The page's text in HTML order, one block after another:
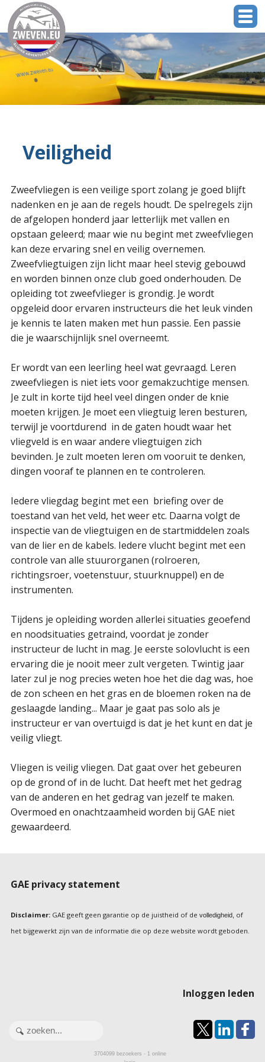
Veiligheid
Zweefvliegen is een veilige sport zolang je goed blijft
nadenken en je aan de regels houdt. De spelregels zijn
de afgelopen honderd jaar letterlijk met vallen en
opstaan geleerd; maar wie nu begint met zweefvliegen
kan deze ervaring snel en veilig overnemen.
Zweefvliegtuigen zijn licht maar heel stevig gebouwd
en worden binnen onze club goed onderhouden. De
opleiding tot zweefvlieger is grondig. Je wordt
opgeleid door ervaren instructeurs die het leuk vinden
je kennis te laten maken met hun passie. Een passie
die je waarschijnlijk snel overneemt.
Er wordt van een leerling heel wat gevraagd. Leren
zweefvliegen is niet iets voor gemakzuchtige mensen.
Je zult in korte tijd heel veel dingen onder de knie
moeten krijgen. Je moet een vliegtuig leren besturen,
terwijl je voortdurend in de gaten houdt waar het
vliegveld is en waar andere vliegtuigen zich
bevinden. Je zult moeten leren om vooruit te denken,
dingen vooraf te plannen en te controleren.
Iedere vliegdag begint met een briefing over de
toestand van het veld, het weer etc. Daarna volgt de
inspectie van de vliegtuigen en de startmiddelen zoals
van de lier en de kabels. Iedere vlucht begint met een
controle van alle stuurorganen (rolroeren,
richtingsroer, voetenstuur, stuurknuppel) en de
instrumenten.
Tijdens je opleiding worden allerlei situaties geoefend
en noodsituaties getraind, voordat je zonder
instructeur de lucht in mag. Je eerste solovlucht is een
ervaring die je nooit meer zult vergeten. Twintig jaar
later zul je nog precies weten hoe het die dag was, hoe
de zon scheen en het gras en de bloemen roken na de
geslaagde landing... Maar je gaat pas solo als je
instructeur er van overtuigd is dat je het kunt en dat je
veilig vliegt.
Vliegen is veilig vliegen. Dat gaat over het gebeuren
op de grond of in de lucht. Dat heeft met het gedrag
van de anderen en het gedrag van jezelf te maken.
Overmoed en onachtzaamheid worden bij GAE niet
gewaardeerd.
GAE privacy statement
Disclaimer: GAE geeft geen garantie op de juistheid of de volledigheid, of
het bijgewerkt zijn van de informatie die op deze website wordt geboden.
Inloggen leden
3704099bezoekers - 1 online